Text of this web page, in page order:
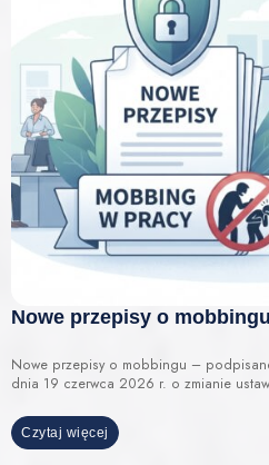
Nowe przepisy o
Nowe przepisy o mobbingu –
dnia 19 czerwca 2026 r. o zmianie
Czytaj więcej